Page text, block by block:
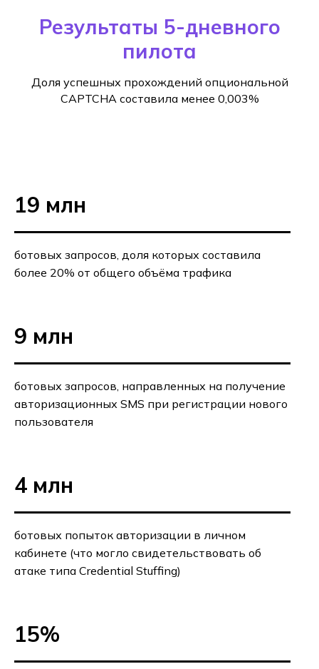
Результаты 5-дневного
пилота
Доля успешных прохождений опциональной
CAPTCHA составила менее 0,003%
19 млн
ботовых запросов, доля которых составила
более 20% от общего объёма трафика
9 млн
ботовых запросов, направленных на получение
авторизационных SMS при регистрации нового
пользователя
4 млн
ботовых попыток авторизации в личном
кабинете (что могло свидетельствовать об
атаке типа Credential Stuffing)
15%